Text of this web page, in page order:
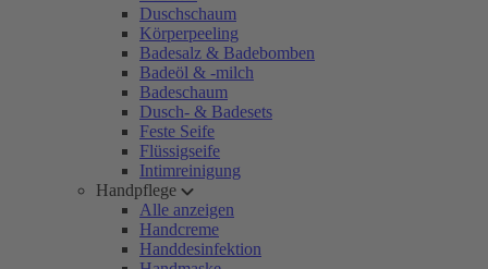
Duschschaum
Körperpeeling
Badesalz & Badebomben
Badeöl & -milch
Badeschaum
Dusch- & Badesets
Feste Seife
Flüssigseife
Intimreinigung
Handpflege
Alle anzeigen
Handcreme
Handdesinfektion